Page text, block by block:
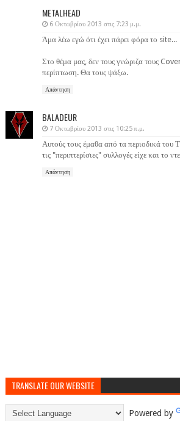
METALHEAD
6 Οκτωβρίου 2013 στις 7:23 μ.μ.
Άμα λέω εγώ ότι έχει πάρει φόρα το site...
Στο θέμα μας, δεν τους γνώριζα τους
περίπτωση. Θα τους ψάξω.
Απάντηση
BALADEUR
7 Οκτωβρίου 2013 στις 10:25 π.μ.
Αυτούς τους έμαθα από τα περιοδικά του
τις "περιπτερίσιες" συλλογές είχε και το
Απάντηση
TRANSLATE OUR WEBSITE
Powered by